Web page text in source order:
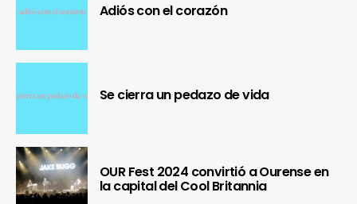
Adiós con el corazón
Se cierra un pedazo de vida
OUR Fest 2024 convirtió a Ourense en
la capital del Cool Britannia